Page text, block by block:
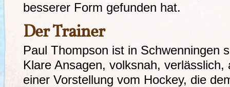
besserer Form gefunden hat.
Der Trainer
Paul Thompson ist in Schwenningen
Klare Ansagen, volksnah,
einer Vorstellung vom Hockey, die